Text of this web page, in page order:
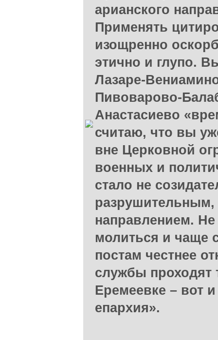
арианского
Применять
изощренно
этично и глупо.
Лазаре-
Пивоварово-
Анастасиево
считаю, что вы
вне Церковной
военных и
стало не
разрушительным,
направлением.
молиться и чаще
постам честнее
службы проходят
Еремеевке – вот
епархия».